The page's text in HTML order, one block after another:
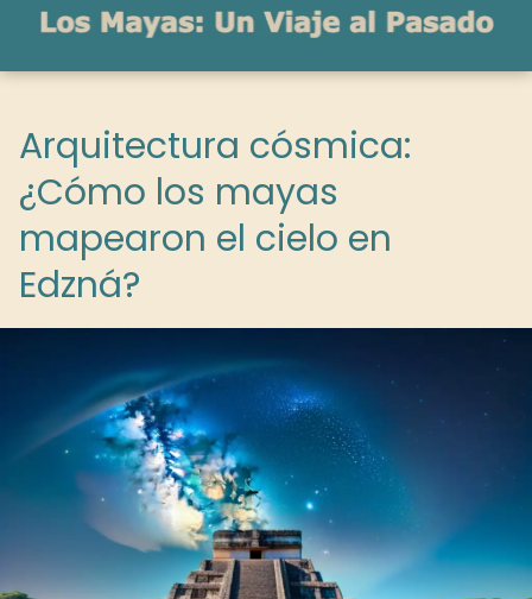
Arquitectura cósmica:
¿Cómo los mayas
mapearon el cielo en
Edzná?